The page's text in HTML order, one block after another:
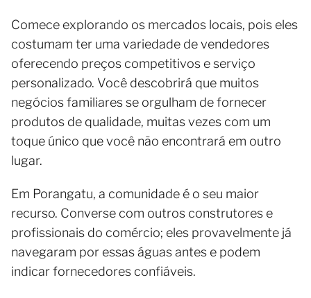
Comece explorando os mercados locais, pois eles
costumam ter uma variedade de vendedores
oferecendo preços competitivos e serviço
personalizado. Você descobrirá que muitos
negócios familiares se orgulham de fornecer
produtos de qualidade, muitas vezes com um
toque único que você não encontrará em outro
lugar.
Em Porangatu, a comunidade é o seu maior
recurso. Converse com outros construtores e
profissionais do comércio; eles provavelmente já
navegaram por essas águas antes e podem
indicar fornecedores confiáveis.